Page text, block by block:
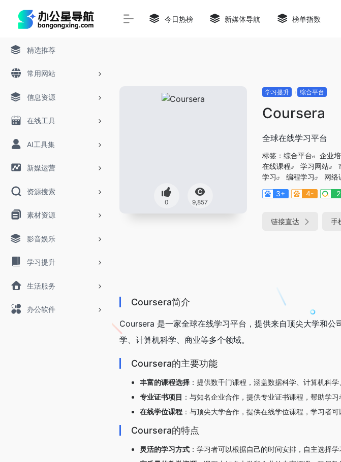
精选推荐
常用网站
信息资源
在线工具
AI工具集
新媒运营
资源搜索
素材资源
影音娱乐
学习提升
生活服务
办公软件
今日热榜 新媒体导航 榜单指数
0 9,857
学习提升 综合平台
Coursera
全球在线学习平台
标签： 综合平台 企业
在线课程
学习网站
学习
编程学习 网络
3+
4- 2
链接直达 手
Coursera简介
Coursera 是一家全球在线学习平台，提供来自顶尖大学和公
学、计算机科学、商业等多个领域。
Coursera的主要功能
丰富的课程选择 ：提供数千门课程，涵盖数据科学、计算机科
专业证书项目 ：与知名企业合作，提供专业证书课程，帮助学习
在线学位课程 ：与顶尖大学合作，提供在线学位课程，学习者可
Coursera的特点
灵活的学习方式 ：学习者可以根据自己的时间安排，自主选择